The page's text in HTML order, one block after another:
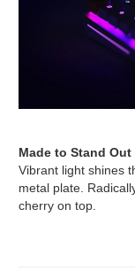
Made to Stand Out
Vibrant light shines
metal plate.
cherry on top.